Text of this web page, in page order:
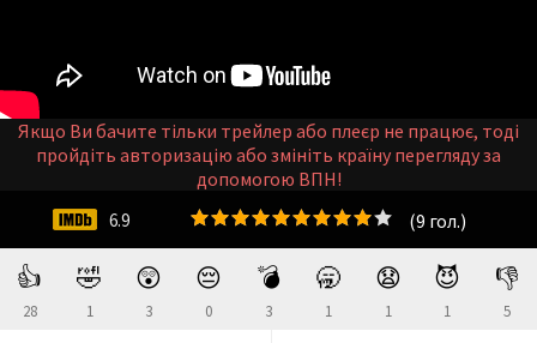
👍
28
🤣
1
😲
3
😔
0
💣
3
🥱
1
😧
1
😈
1
👎
5
(9 гол.)
6.9
Якщо Ви бачите тільки трейлер або плеєр не працює, тоді
пройдіть авторизацію або змініть країну перегляду за
допомогою ВПН!